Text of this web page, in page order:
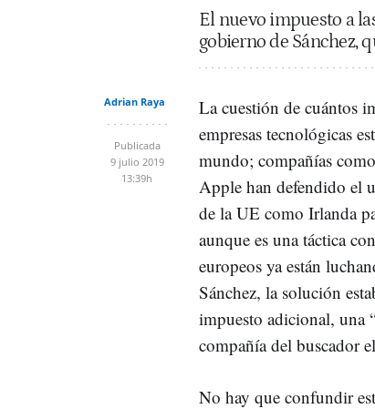
El nuevo impuesto a
gobierno de Sánchez,
Adrian Raya
Publicada
9 julio 2019
13:39h
La cuestión de cuántos
empresas tecnológicas
mundo; compañías
Apple han defendido el
de la UE como Irlanda
aunque es una táctica
europeos ya están
Sánchez, la solución
impuesto adicional, una
compañía del buscador
No hay que confundir